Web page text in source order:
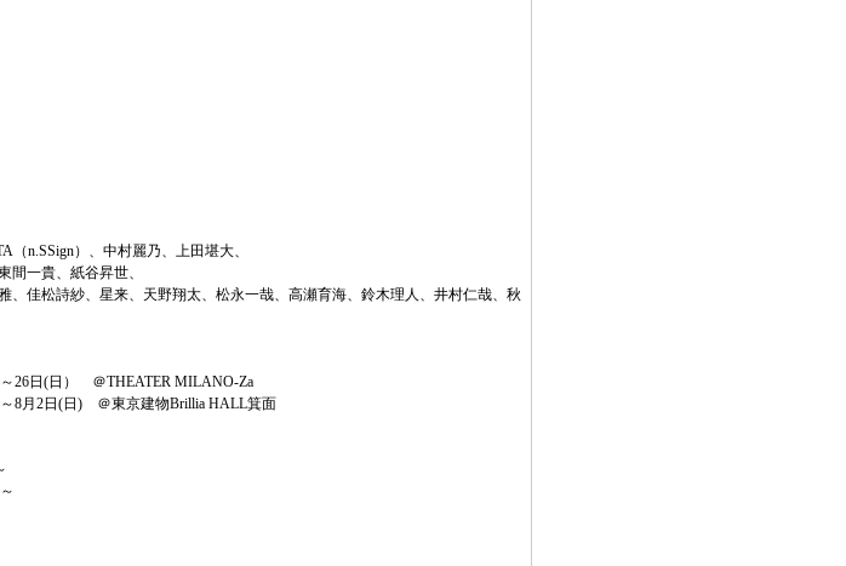
n.SSign）、中村麗乃、上田堪大、
間一貴、紙谷昇世、
、佳松詩紗、星来、天野翔太、松永一哉、高瀬育海、鈴木理人、井村仁哉、秋
～26日(日） ＠THEATER MILANO-Za
)～8月2日(日) ＠東京建物Brillia HALL箕面